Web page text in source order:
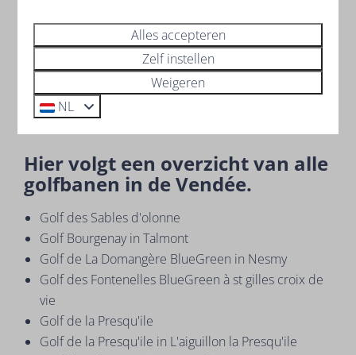
Boek uw golfverblijf in de
Vendée
Of u nu een beginner of een ervaren golfer bent, de
Vendée enOasis les Jardins hebben een
onvergetelijke golfervaring voor u in petto.
Hier volgt een overzicht van alle
golfbanen in de Vendée.
Golf des Sables d'olonne
Golf Bourgenay in Talmont
Golf de La Domangère BlueGreen in Nesmy
Golf des Fontenelles BlueGreen à st gilles croix de
vie
Golf de la Presqu'ile
Golf de la Presqu'ile in L'aiguillon la Presqu'ile
Alles accepteren
Zelf instellen
Weigeren
NL